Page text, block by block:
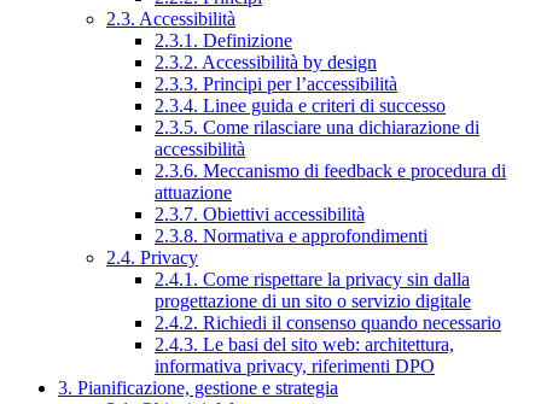
2.3. Accessibilità
2.3.1. Definizione
2.3.2. Accessibilità by design
2.3.3. Principi per l’accessibilità
2.3.4. Linee guida e criteri di successo
2.3.5. Come rilasciare una dichiarazione di
accessibilità
2.3.6. Meccanismo di feedback e procedura di
attuazione
2.3.7. Obiettivi accessibilità
2.3.8. Normativa e approfondimenti
2.4. Privacy
2.4.1. Come rispettare la privacy sin dalla
progettazione di un sito o servizio digitale
2.4.2. Richiedi il consenso quando necessario
2.4.3. Le basi del sito web: architettura,
informativa privacy, riferimenti DPO
3. Pianificazione, gestione e strategia